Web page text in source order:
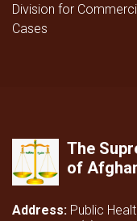
Division for
Cases
The
of
Address: Public